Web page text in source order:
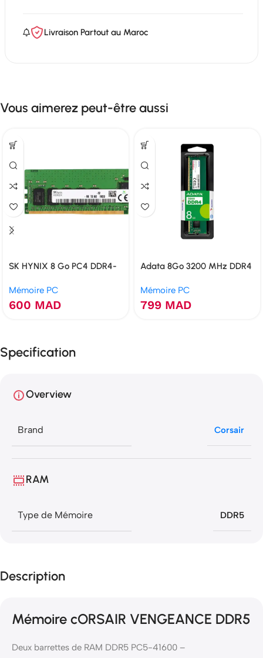
Livraison Partout au Maroc
Vous aimerez peut-être aussi
SK HYNIX 8 Go PC4 DDR4-
Mémoire PC
600 MAD
Adata 8Go 3200 MHz DDR4
Mémoire PC
799 MAD
Specification
Overview
Brand Corsair
RAM
Type de Mémoire DDR5
Description
Mémoire cORSAIR VENGEANCE DDR5
Deux barrettes de RAM DDR5 PC5-41600 –